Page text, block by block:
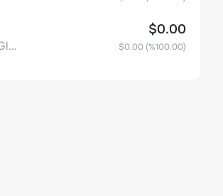
Coinbase Global, Inc. Class A Common Stock
$0.00
$0.00(%100.00)